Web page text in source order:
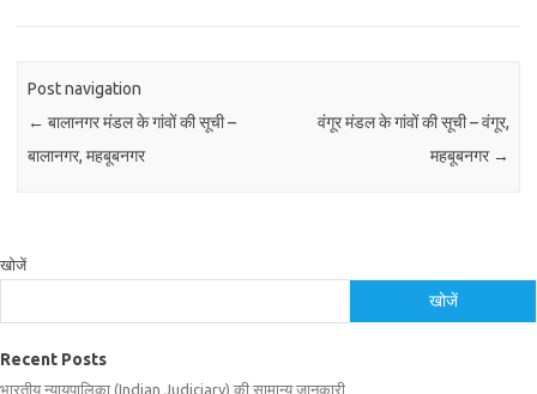
Post navigation
← बालानगर मंडल के गांवों की सूची –
बालानगर, महबूबनगर
वंगूर मंडल के गांवों की सूची – वंगूर,
महबूबनगर →
खोजें
खोजें
Recent Posts
भारतीय न्यायपालिका (Indian Judiciary) की सामान्य जानकारी